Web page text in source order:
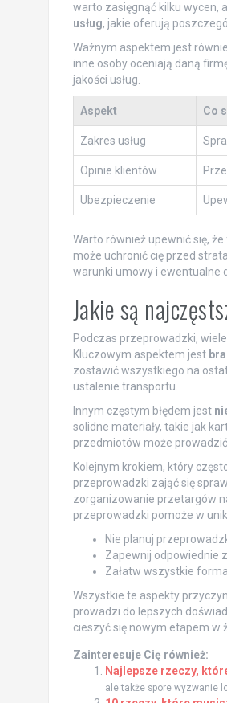
warto zasięgnąć kilku wycen,
usług, jakie oferują
Ważnym aspektem jest
inne osoby oceniają daną
jakości usług.
Aspekt Co
Zakres usług
Opinie klientów
Ubezpieczenie
Warto również upewnić się,
może uchronić cię przed
warunki umowy i ewentualne
Jakie są
Podczas przeprowadzki,
Kluczowym aspektem jest
zostawić wszystkiego na
ustalenie transportu.
Innym częstym błędem jest
solidne materiały, takie jak
przedmiotów może
Kolejnym krokiem, który
przeprowadzki zająć się
zorganizowanie przetargów
przeprowadzki pomoże w
Nie planuj
Zapewnij odpowiednie
Załatw wszystkie
Wszystkie te aspekty
prowadzi do lepszych
cieszyć się nowym etapem w
Zainteresuje Cię również:
Najlepsze rzeczy,
ale także spore wyzwanie